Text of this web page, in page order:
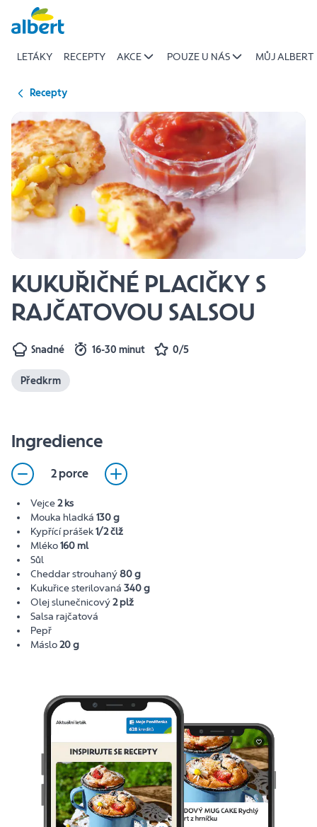
Přeskočit
LETÁKY RECEPTY AKCE POUZE U NÁS MŮJ ALBERT
Recepty
KUKUŘIČNÉ PLACIČKY S
RAJČATOVOU SALSOU
Snadné 16-30 minut 0/5
Předkrm
Ingredience
2 porce
Vejce2 ks
Mouka hladká 130 g
Kypřící prášek1/2 člž
Mléko160 ml
Sůl
Cheddar strouhaný80 g
Kukuřice sterilovaná 340 g
Olej slunečnicový2 plž
Salsa rajčatová
Pepř
Máslo20 g